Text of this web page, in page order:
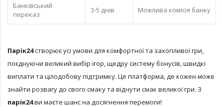
Банківський
переказ
3-5 днів Можлива комісія банку
Парік24створює усі умови для комфортної та захопливої гри,
поєднуючи великий вибір ігор, щедру систему бонусів, швидкі
виплати та цілодобову підтримку. Це платформа, де кожен може
знайти розвагу до свого смаку та відчути смак великої гри. З
парік24ви маєте шанс на досягнення перемоги!